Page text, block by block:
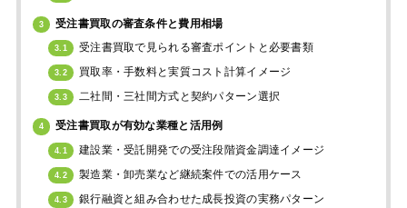
3 受注書買取の審査条件と費用相場
3.1 受注書買取で見られる審査ポイントと必要書類
3.2 買取率・手数料と実質コスト計算イメージ
3.3 二社間・三社間方式と契約パターン選択
4 受注書買取が有効な業種と活用例
4.1 建設業・受託開発での受注段階資金調達イメージ
4.2 製造業・卸売業など継続案件での活用ケース
4.3 銀行融資と組み合わせた成長投資の実務パターン